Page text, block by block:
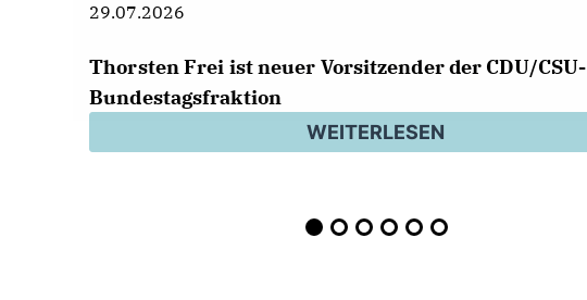
29.07.2026
Thorsten Frei ist neuer Vorsitzender der CDU/CSU-
Bundestagsfraktion
WEITERLESEN